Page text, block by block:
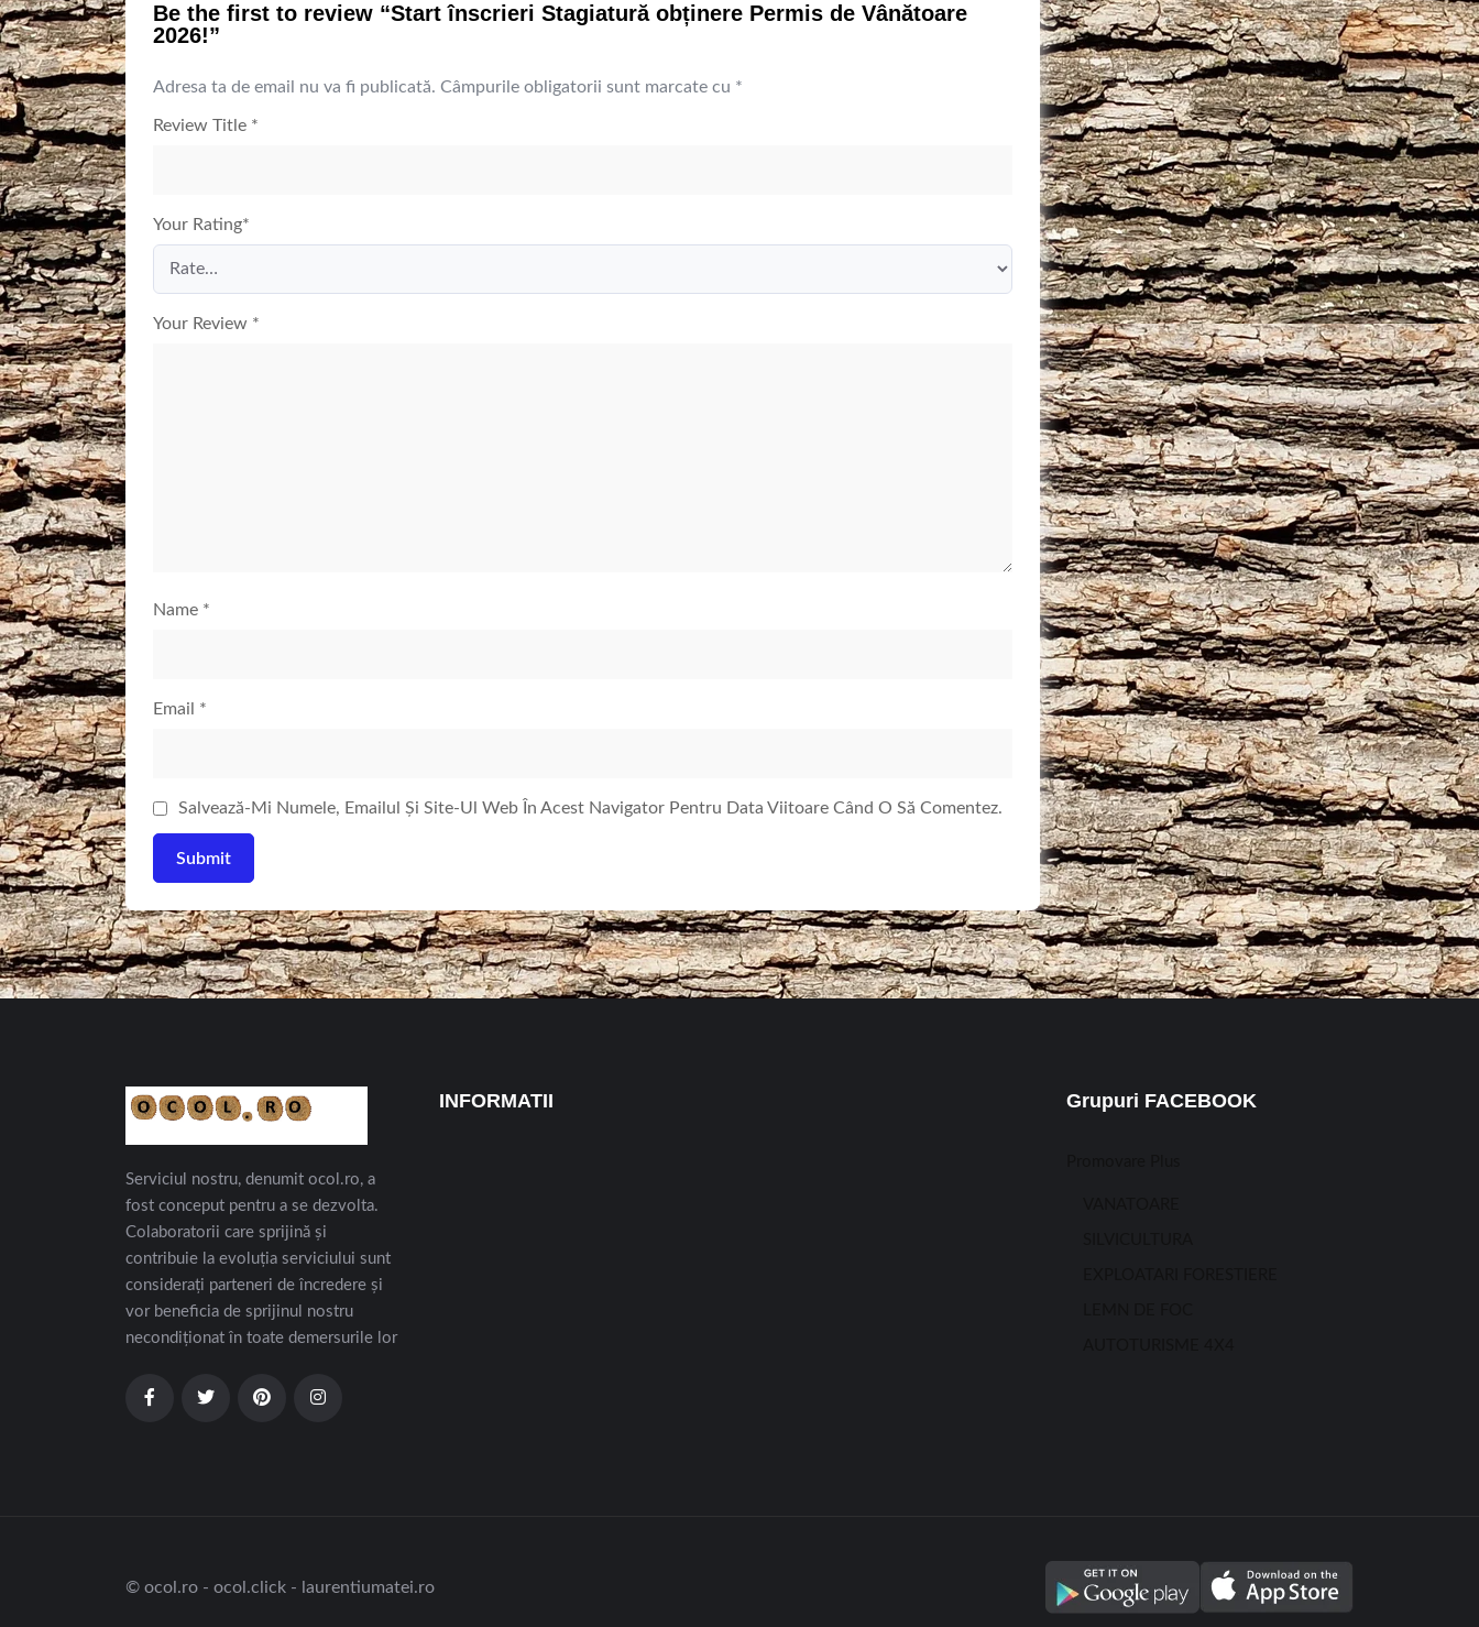
Be the first to review “Start înscrieri Stagiatură obținere Permis de Vânătoare
2026!”
Adresa ta de email nu va fi publicată. Câmpurile obligatorii sunt marcate cu *
Review Title *
Your Rating*
Your Review *
Name *
Email *
Salvează-Mi Numele, Emailul Și Site-Ul Web În Acest Navigator Pentru Data Viitoare Când O Să Comentez.
Serviciul nostru, denumit ocol.ro, a
fost conceput pentru a se dezvolta.
Colaboratorii care sprijină și
contribuie la evoluția serviciului sunt
considerați parteneri de încredere și
vor beneficia de sprijinul nostru
necondiționat în toate demersurile lor
INFORMATII Grupuri FACEBOOK
© ocol.ro - ocol.click - laurentiumatei.ro